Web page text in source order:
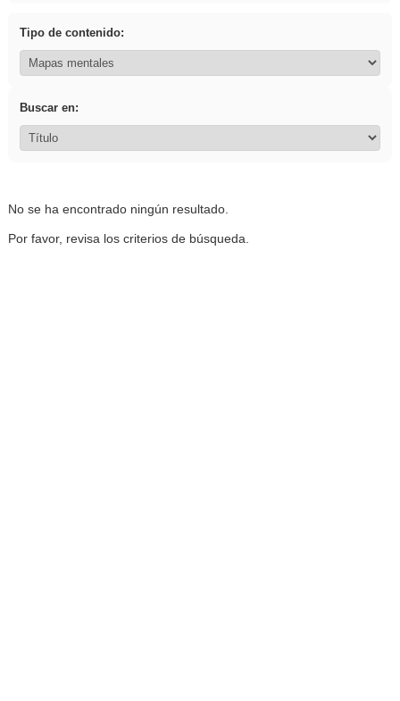
Tipo de contenido:
Buscar en:
No se ha encontrado ningún resultado.
Por favor, revisa los criterios de búsqueda.